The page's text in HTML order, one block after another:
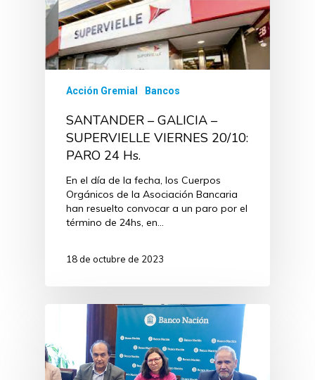
Acción Gremial Bancos
SANTANDER – GALICIA –
SUPERVIELLE VIERNES 20/10:
PARO 24 Hs.
En el día de la fecha, los Cuerpos
Orgánicos de la Asociación Bancaria
han resuelto convocar a un paro por el
término de 24hs, en…
18 de octubre de 2023